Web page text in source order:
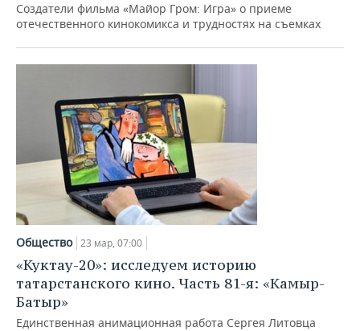
Создатели фильма «Майор Гром: Игра» о приеме
отечественного кинокомикса и трудностях на съемках
Общество 23 мар, 07:00
«Куктау-20»: исследуем историю
татарстанского кино. Часть 81-я: «Камыр-
Батыр»
Единственная анимационная работа Сергея Литовца